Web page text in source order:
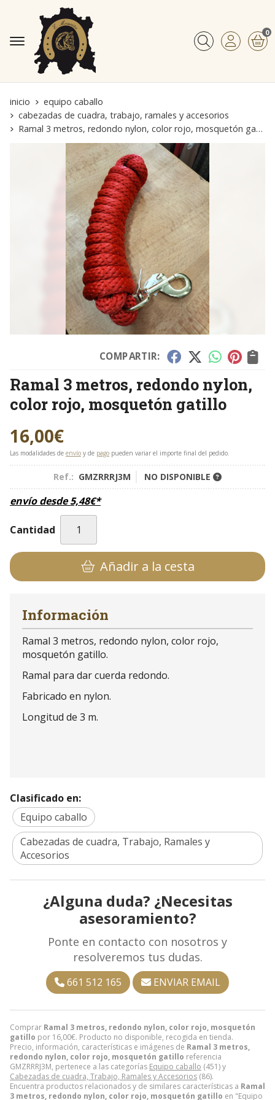
Buscar
0
inicio
equipo caballo
cabezadas de cuadra, trabajo, ramales y accesorios
Ramal 3 metros, redondo nylon, color rojo, mosquetón gatillo
COMPARTIR:
Ramal 3 metros, redondo nylon,
color rojo, mosquetón gatillo
16,00€
Las modalidades de envío y de pago pueden variar el importe final del pedido.
Ref.: GMZRRRJ3M NO DISPONIBLE
envío desde5,48€*
Cantidad
Añadir a la cesta
Comprar Ramal 3 metros, redondo nylon, color rojo, mosquetón
gatillo por 16,00€. Producto no disponible, recogida en tienda.
Precio, información, características e imágenes de Ramal 3 metros,
redondo nylon, color rojo, mosquetón gatillo referencia
GMZRRRJ3M, pertenece a las categorías Equipo caballo (451) y
Cabezadas de cuadra, Trabajo, Ramales y Accesorios (86).
Encuentra productos relacionados y de similares características a Ramal
3 metros, redondo nylon, color rojo, mosquetón gatillo en "Equipo
Información
Ramal 3 metros, redondo nylon, color rojo,
mosquetón gatillo.
Ramal para dar cuerda redondo.
Fabricado en nylon.
Longitud de 3 m.
Clasificado en:
Equipo caballo
Cabezadas de cuadra, Trabajo, Ramales y
Accesorios
¿Alguna duda? ¿Necesitas
asesoramiento?
Ponte en contacto con nosotros y
resolveremos tus dudas.
661 512 165 ENVIAR EMAIL